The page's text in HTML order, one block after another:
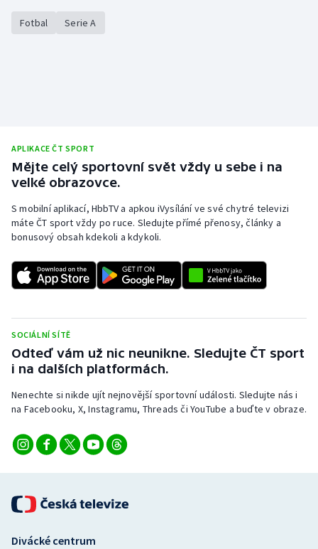
Fotbal Serie A
APLIKACE ČT SPORT
Mějte celý sportovní svět vždy u sebe i na
velké obrazovce.
S mobilní aplikací, HbbTV a apkou iVysílání ve své chytré televizi
máte ČT sport vždy po ruce. Sledujte přímé přenosy, články a
bonusový obsah kdekoli a kdykoli.
SOCIÁLNÍ SÍTĚ
Odteď vám už nic neunikne. Sledujte ČT sport
i na dalších platformách.
Nenechte si nikde ujít nejnovější sportovní události. Sledujte nás i
na Facebooku, X, Instagramu, Threads či YouTube a buďte v obraze.
Divácké centrum